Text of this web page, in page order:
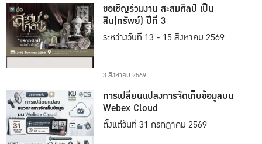
ขอเชิญร่วมงาน สะสมศิลป์ เป็น
สิน(ทรัพย์) ปีที่ 3
ระหว่างวันที่ 13 - 15 สิงหาคม 2569
3 สิงหาคม 2569
การเปลี่ยนแปลงการจัดเก็บข้อมูลบน
Webex Cloud
ตั้งแต่วันที่ 31 กรกฎาคม 2569